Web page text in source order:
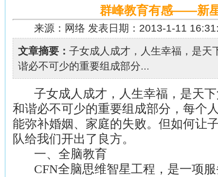
群峰教育有感——新
来源：网络 发表日期：2013-1-11
文章摘要： 子女成人成才，人生幸福，是天
谐必不可少的重要组成部分...
子女成人成才，人生幸福，是天
和谐必不可少的重要组成部分，每个
能弥补婚姻、家庭的失败。但如何让
队给我们开出了良方。
一、全脑教育
CFN全脑思维智星工程，是一项